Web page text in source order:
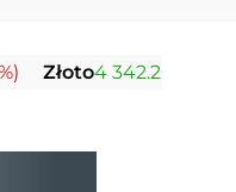
4 342.26 USD (0.00%)